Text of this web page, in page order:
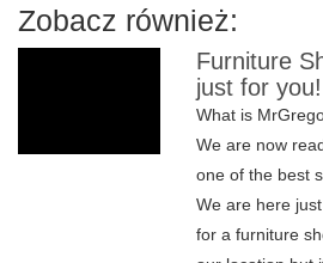
Zobacz również:
Furniture
just for you!
What is
We are now
one of the best
We are here
for a furniture